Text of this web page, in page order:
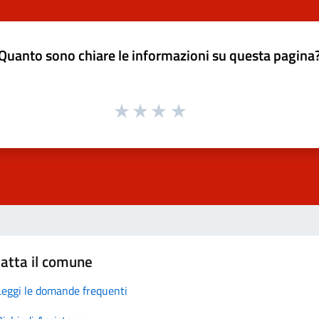
sono chiare le informazioni su questa
il comune
le domande frequenti